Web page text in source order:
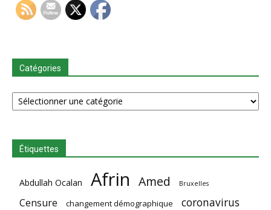
Catégories
Catégories
Étiquettes
Abdullah Ocalan Afrin Amed Bruxelles
Censure changement démographique coronavirus